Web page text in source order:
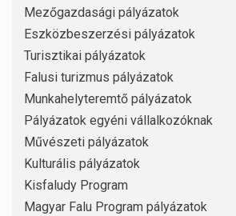
Mezőgazdasági pályázatok
Eszközbeszerzési pályázatok
Turisztikai pályázatok
Falusi turizmus pályázatok
Munkahelyteremtő pályázatok
Pályázatok egyéni vállalkozóknak
Művészeti pályázatok
Kulturális pályázatok
Kisfaludy Program
Magyar Falu Program pályázatok